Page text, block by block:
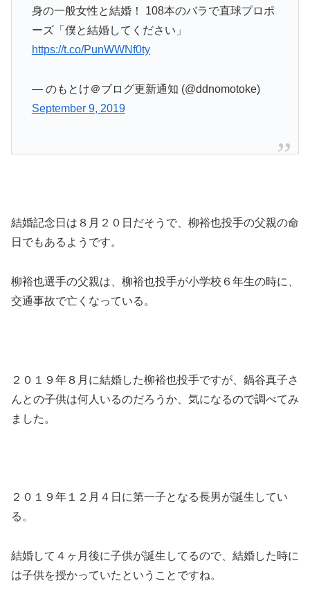
身の一般女性と結婚！ 108本のバラで直球プロポ
ーズ「僕と結婚してください」
https://t.co/PunWWNf0ty
— のもとけ＠ブログ更新通知 (@ddnomotoke)
September 9, 2019
結婚記念日は８月２０日だそうで、柳裕也投手の父親の命
日でもあるようです。
柳裕也選手の父親は、柳裕也投手が小学校６年生の時に、
交通事故で亡くなっている。
２０１９年８月に結婚した柳裕也投手ですが、鍋谷真子さ
んとの子供は何人いるのだろうか、気になるので調べてみ
ました。
２０１９年１２月４日に第一子となる長男が誕生してい
る。
結婚して４ヶ月後に子供が誕生してるので、結婚した時に
は子供を授かっていたということですね。